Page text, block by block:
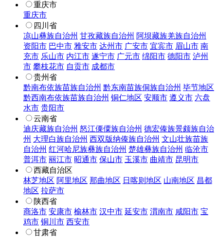
重庆市
重庆市
四川省
凉山彝族自治州 甘孜藏族自治州 阿坝藏族羌族自治州
资阳市 巴中市 雅安市 达州市 广安市 宜宾市 眉山市 南
充市 乐山市 内江市 遂宁市 广元市 绵阳市 德阳市 泸州
市 攀枝花市 自贡市 成都市
贵州省
黔南布依族苗族自治州 黔东南苗族侗族自治州 毕节地区
黔西南布依族苗族自治州 铜仁地区 安顺市 遵义市 六盘
水市 贵阳市
云南省
迪庆藏族自治州 怒江傈僳族自治州 德宏傣族景颇族自治
州 大理白族自治州 西双版纳傣族自治州 文山壮族苗族
自治州 红河哈尼族彝族自治州 楚雄彝族自治州 临沧市
普洱市 丽江市 昭通市 保山市 玉溪市 曲靖市 昆明市
西藏自治区
林芝地区 阿里地区 那曲地区 日喀则地区 山南地区 昌都
地区 拉萨市
陕西省
商洛市 安康市 榆林市 汉中市 延安市 渭南市 咸阳市 宝
鸡市 铜川市 西安市
甘肃省